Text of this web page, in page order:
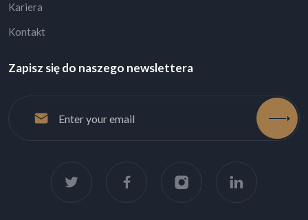
Kariera
Kontakt
Zapisz się do naszego newslettera